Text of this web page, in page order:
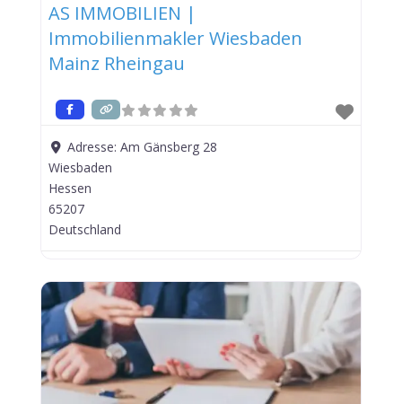
AS IMMOBILIEN |
Immobilienmakler Wiesbaden
Mainz Rheingau
Adresse:Am Gänsberg 28
Wiesbaden
Hessen
65207
Deutschland